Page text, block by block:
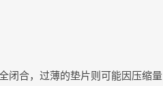
闭合，过薄的垫片则可能因压缩量